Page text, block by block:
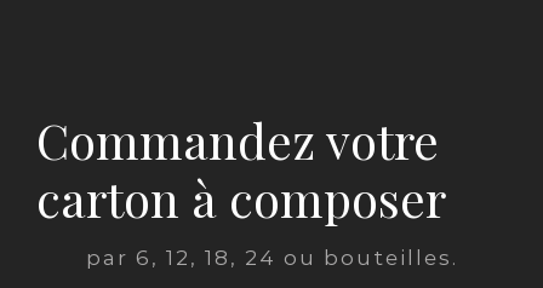
Commandez votre
carton à composer
par 6, 12, 18, 24 ou bouteilles.